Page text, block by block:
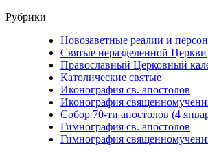
Рубрики
Новозаветные реалии и
Святые неразделенной Церкви
Православный Церковный
Католические святые
Иконография св. апостолов
Иконография
Собор 70-ти апостолов (4
Гимнография св. апостолов
Гимнография